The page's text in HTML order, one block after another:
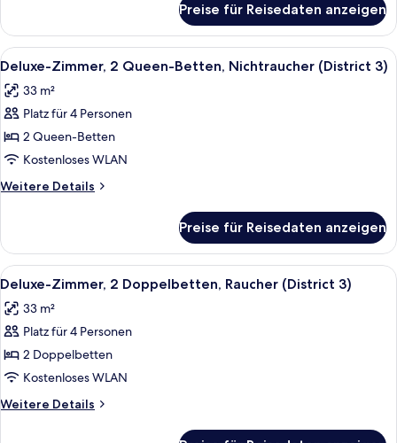
anzeigen
Zimmer,
2 Doppelbetten,
Nichtraucher
3)
Preise für Reisedaten anzeigen
Alle
Fotos
für
Deluxe-
Zimmer,
2 Queen-
Betten,
Nichtraucher
3)
anzeigen
Ein Hotelzimmer mit zwei Betten,
5
Deluxe-Zimmer, 2 Queen-Betten, Nichtraucher (District 3)
33 m²
Platz für 4 Personen
2 Queen-Betten
Kostenloses WLAN
Weitere Details
Weitere
Zimmer,
2 Queen-
Betten,
(District
3)
Preise für Reisedaten anzeigen
Alle
Fotos
für
Deluxe-
Zimmer,
2 Doppelbetten,
Raucher
(District
Ein Hotelzimmer mit zwei Betten,
5
Deluxe-Zimmer, 2 Doppelbetten, Raucher (District 3)
33 m²
Platz für 4 Personen
2 Doppelbetten
Kostenloses WLAN
Weitere Details
Weitere